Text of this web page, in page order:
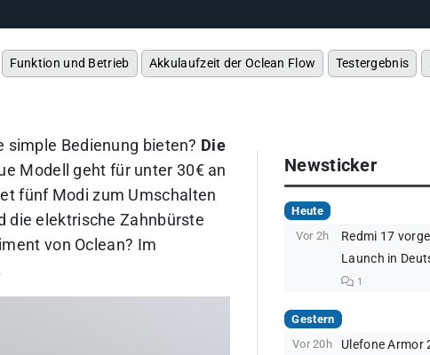
Funktion und Betrieb Akkulaufzeit der Oclean Flow Testergebnis
simple Bedienung bieten? Die
Modell geht für unter 30€ an
fünf Modi zum Umschalten
die elektrische Zahnbürste
von Oclean? Im
Newsticker
Heute
Vor 2h
Redmi 17
Launch in
1
Gestern
Vor 20h
Ulefone Armor